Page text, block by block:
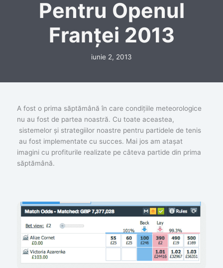
Pentru Openul
Franței 2013
iunie 2, 2013
A fost o prima săptămână în care condițiile meteorologice
nu au fost de partea noastră. Cu toate aceastea,
sistemelor și strategiilor noastre pentru partidele de tenis
au fost implementate cu succes. Mai jos am atașat
imagini cu profiturile realizate pe câteva partide din prima
săptămână.